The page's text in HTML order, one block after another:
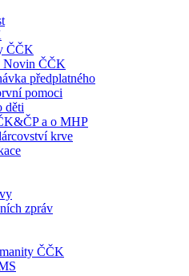
ČČK
Novin ČČK
předplatného
pomoci
děti
a o MHP
krve
zpráv
ČČK